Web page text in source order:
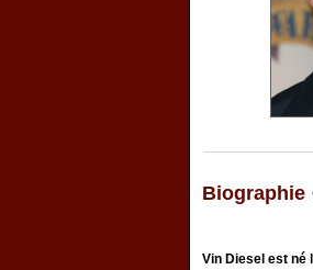
Biographie
Vin Diesel est né